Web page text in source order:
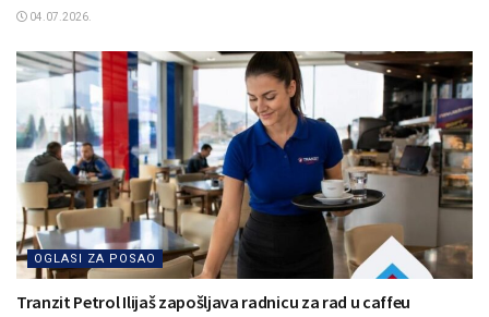
04.07.2026.
OGLASI ZA POSAO
Tranzit Petrol Ilijaš zapošljava radnicu za rad u caffeu